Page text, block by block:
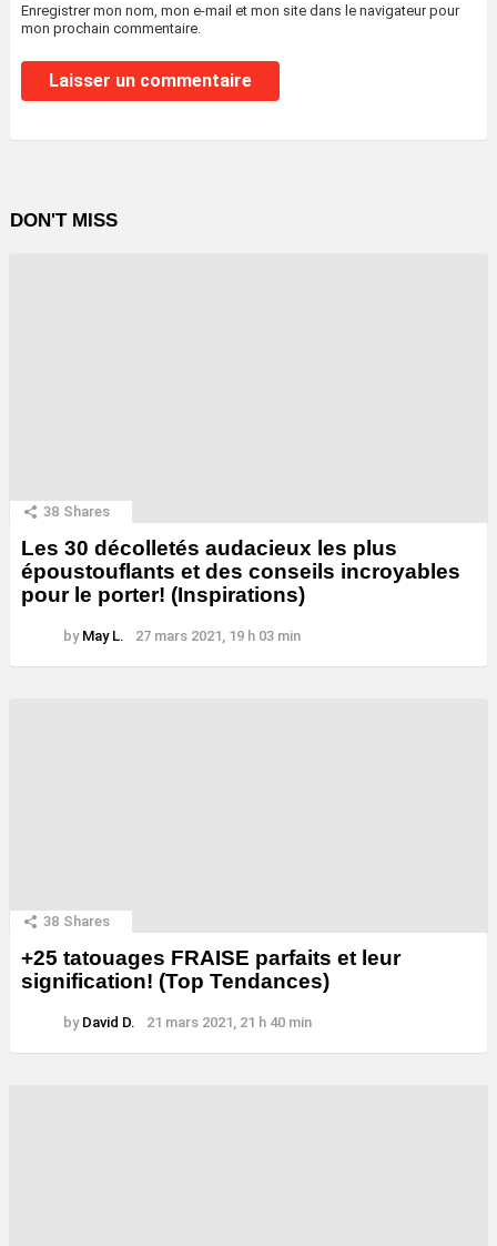
Enregistrer mon nom, mon e-mail et mon site dans le navigateur pour
mon prochain commentaire.
DON'T MISS
38 Shares
Les 30 décolletés audacieux les plus
époustouflants et des conseils incroyables
pour le porter! (Inspirations)
by May L. 27 mars 2021, 19 h 03 min
38 Shares
+25 tatouages ​​FRAISE parfaits et leur
signification! (Top Tendances)
by David D. 21 mars 2021, 21 h 40 min